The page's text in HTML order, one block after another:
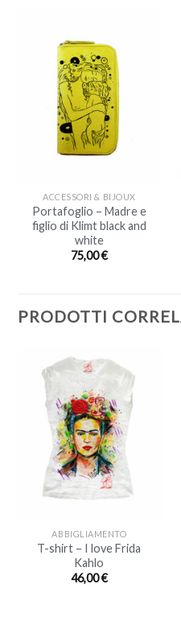
ACCESSORI & BIJOUX
Portafoglio – Madre e
figlio di Klimt black and
white
75,00€
PRODOTTI
ABBIGLIAMENTO
T-shirt – I love Frida
Kahlo
46,00€